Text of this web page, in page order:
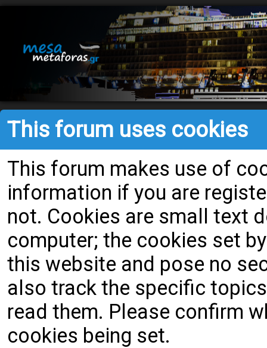
This forum uses cookies
This forum makes use of
information if you are
not. Cookies are small text
computer; the cookies set
this website and pose no
also track the specific
read them. Please confirm
cookies being set.